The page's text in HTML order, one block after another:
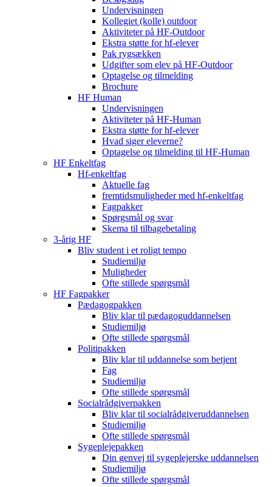
Undervisningen
Kollegiet (kolle) outdoor
Aktiviteter på HF-Outdoor
Ekstra støtte for hf-elever
Pak rygsækken
Udgifter som elev på HF-Outdoor
Optagelse og tilmelding
Brochure
HF Human
Undervisningen
Aktiviteter på HF-Human
Ekstra støtte for hf-elever
Hvad siger eleverne?
Optagelse og tilmelding til HF‑Human
HF Enkeltfag
Hf-enkeltfag
Aktuelle fag
fremtidsmuligheder med hf-enkeltfag
Fagpakker
Spørgsmål og svar
Skema til tilbagebetaling
3-årig HF
Bliv student i et roligt tempo
Studiemiljø
Muligheder
Ofte stillede spørgsmål
HF Fagpakker
Pædagogpakken
Bliv klar til pædagoguddannelsen
Studiemiljø
Ofte stillede spørgsmål
Politipakken
Bliv klar til uddannelse som betjent
Fag
Studiemiljø
Ofte stillede spørgsmål
Socialrådgiverpakken
Bliv klar til socialrådgiveruddannelsen
Studiemiljø
Ofte stillede spørgsmål
Sygeplejepakken
Din genvej til sygeplejerske uddannelsen
Studiemiljø
Ofte stillede spørgsmål